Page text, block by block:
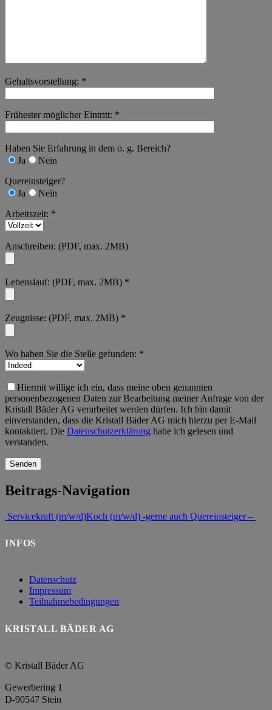
Gehaltsvorstellung: *
Frühester möglicher Eintritt: *
Haben Sie Erfahrung in dem o. g. Bereich?
Ja
Nein
Quereinsteiger?
Ja
Nein
Arbeitszeit: *
Anschreiben: (PDF, max. 2MB)
Lebenslauf: (PDF, max. 2MB) *
Zeugnisse: (PDF, max. 2MB) *
Wo haben Sie die Stelle gefunden: *
Hiermit willige ich ein, dass meine oben genannten
personenbezogenen Daten zur Bearbeitung meiner Anfrage von der
Kristall Bäder AG verarbeitet werden dürfen. Ich bin damit
einverstanden, dass die Kristall Bäder AG mich hierzu per E-Mail
kontaktiert. Die Datenschutzerklärung habe ich gelesen und
verstanden.
Beitrags-Navigation
Servicekraft (m/w/d)Koch (m/w/d) -gerne auch Quereinsteiger –
INFOS
Datenschutz
Impressum
Teilnahmebedingungen
KRISTALL BÄDER AG
© Kristall Bäder AG
Gewerbering 1
D-90547 Stein